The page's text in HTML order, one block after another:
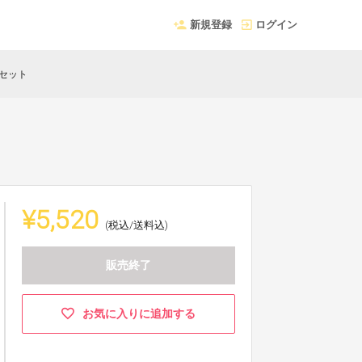
新規登録 ログイン
ット
¥5,520 (税込/送料込)
販売終了
お気に入りに追加する